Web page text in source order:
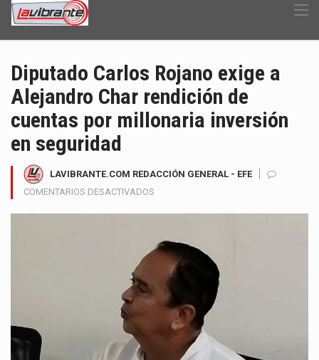
Diputado Carlos Rojano exige a
Alejandro Char rendición de
cuentas por millonaria inversión
en seguridad
LAVIBRANTE.COM REDACCIÓN GENERAL - EFE
COMENTARIOS DESACTIVADOS
EXIGE
ALEJANDRO
CHAR
RENDICIÓN
CUENTAS